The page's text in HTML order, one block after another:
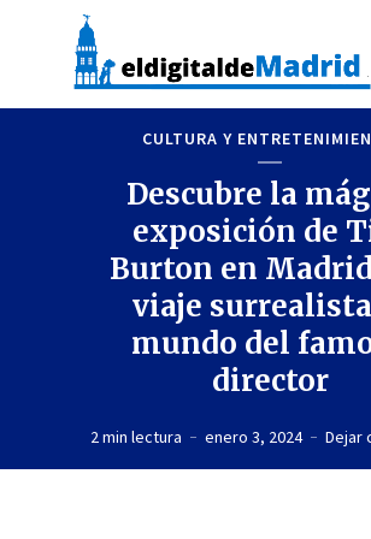
CULTURA Y
Descubre la
exposición de
Burton en
viaje
mundo del
director
2 min lectura enero 3, 2024 Dejar